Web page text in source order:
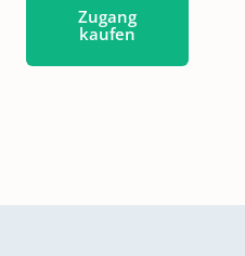
Zugang
kaufen